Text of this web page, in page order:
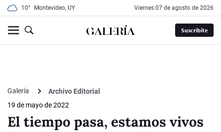
10° Montevideo, UY viernes 07 de agosto de 2026
Suscribite
Galería
Archivo Editorial
19 de mayo de 2022
El tiempo pasa, estamos vivos